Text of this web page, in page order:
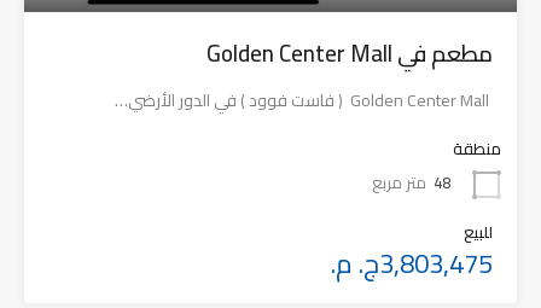
مطعم في Golden Center Mall
منطقة
48 متر مربع
للبيع
3,803,475ج. م.